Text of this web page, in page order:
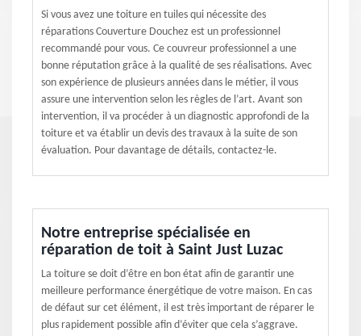
Si vous avez une toiture en tuiles qui nécessite des
réparations Couverture Douchez est un professionnel
recommandé pour vous. Ce couvreur professionnel a une
bonne réputation grâce à la qualité de ses réalisations. Avec
son expérience de plusieurs années dans le métier, il vous
assure une intervention selon les règles de l’art. Avant son
intervention, il va procéder à un diagnostic approfondi de la
toiture et va établir un devis des travaux à la suite de son
évaluation. Pour davantage de détails, contactez-le.
Notre entreprise spécialisée en
réparation de toit à Saint Just Luzac
La toiture se doit d’être en bon état afin de garantir une
meilleure performance énergétique de votre maison. En cas
de défaut sur cet élément, il est très important de réparer le
plus rapidement possible afin d’éviter que cela s’aggrave.